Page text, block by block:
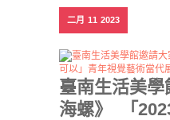
二月 11 2023
臺南生活美
海螺》 「